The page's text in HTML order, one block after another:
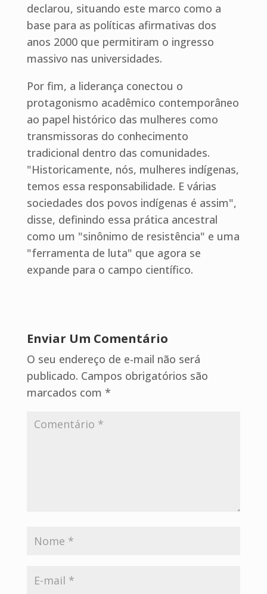
declarou, situando este marco como a
base para as políticas afirmativas dos
anos 2000 que permitiram o ingresso
massivo nas universidades.
Por fim, a liderança conectou o
protagonismo acadêmico contemporâneo
ao papel histórico das mulheres como
transmissoras do conhecimento
tradicional dentro das comunidades.
"Historicamente, nós, mulheres indígenas,
temos essa responsabilidade. E várias
sociedades dos povos indígenas é assim",
disse, definindo essa prática ancestral
como um "sinônimo de resistência" e uma
"ferramenta de luta" que agora se
expande para o campo científico.
Enviar Um Comentário
O seu endereço de e-mail não será
publicado. Campos obrigatórios são
marcados com *